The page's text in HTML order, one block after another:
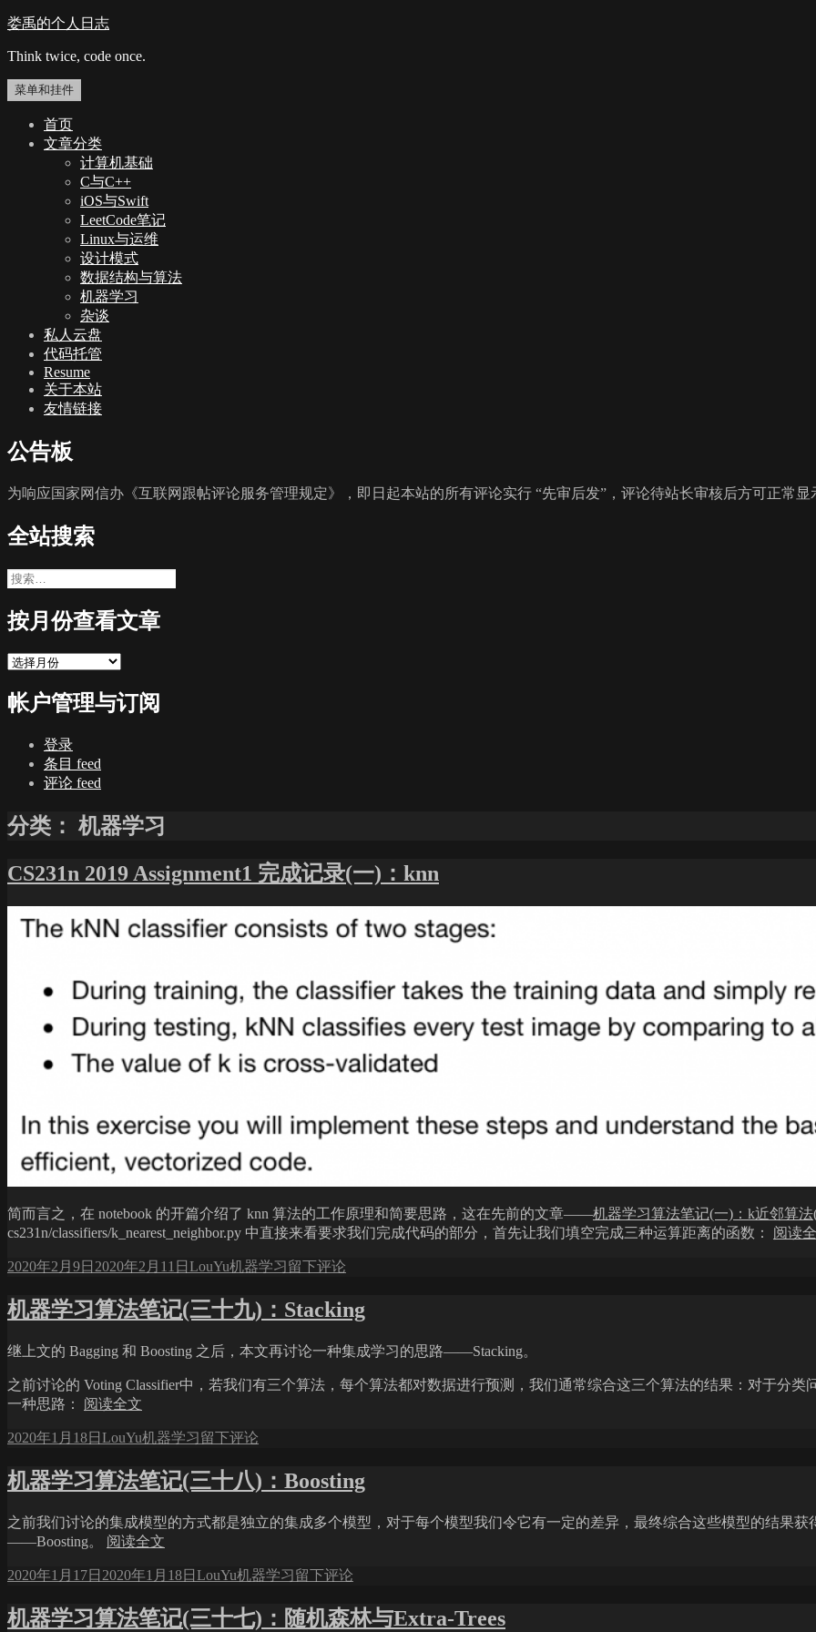
跳
内
容
娄禹的个人日志
Think twice, code once.
菜单和挂件
首页
文章分类
计算机基础
C与C++
iOS与Swift
LeetCode笔记
Linux与运维
设计模式
数据结构与算法
机器学习
杂谈
私人云盘
代码托管
Resume
关于本站
友情链接
公告板
为响应国家网信办《互联网跟帖评论服务管理规定》，即日起本站的所有评论实行 “先审后发”，评论待站长审核后方可正常显
全站搜索
搜
按月份查看文章
按
份
查
帐户管理与订阅
登录
条目 feed
评论 feed
分类： 机器学习
CS231n 2019 Assignment1 完成记录(一)：knn
简而言之，在 notebook 的开篇介绍了 knn 算法的工作原理和简要思路，这在先前的文章——机器学习算法笔记(一)：k近邻算
cs231n/classifiers/k_nearest_neighbor.py 中直接来看要求我们完成代码的部分，首先让我们填空完成三种运算距离的函数： 阅读
发
于
2020年2月9日 2020年2月11日 作
LouYu分
机器学习于
2019
Assignment1
成
录
留下评论
机器学习算法笔记(三十九)：Stacking
继上文的 Bagging 和 Boosting 之后，本文再讨论一种集成学习的思路——Stacking。
之前讨论的 Voting Classifier中，若我们有三个算法，每个算法都对数据进行预测，我们通常综合这三个算法的结果：对于分
一种思路： 阅读全文
发
于
2020年1月18日 作
LouYu分
机器学习于
器
学
习
算
笔
(三
十
留下评论
机器学习算法笔记(三十八)：Boosting
之前我们讨论的集成模型的方式都是独立的集成多个模型，对于每个模型我们令它有一定的差异，最终综合这些模型的结果
——Boosting。 阅读全文
发
于
2020年1月17日 2020年1月18日 作
LouYu分
机器学习于
器
留下评论
机器学习算法笔记(三十七)：随机森林与Extra-Trees